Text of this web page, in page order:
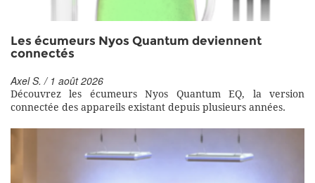
Les écumeurs Nyos Quantum deviennent
connectés
Axel S. / 1 août 2026
Découvrez les écumeurs Nyos Quantum EQ, la version
connectée des appareils existant depuis plusieurs années.